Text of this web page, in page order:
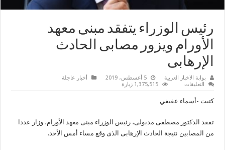
رئيس الوزراء يتفقد مبنى معهد
الأورام ويزور مصابى الحادث
الإرهابى
بوابة الاخبار العربية 5 أغسطس، 2019
أخبار عاجلة
التعليقات
الوزراء
يتفقد
الأورام
مصابى
1,375,515 زيارة
كتبت -أسماء عفيفي
تفقد الدكتور مصطفى مدبولى، رئيس الوزراء مبنى معهد الأورام، وزار عددا
من المصابين نتيجة الحادث الإرهابى الذى وقع مساء أمس الأحد.